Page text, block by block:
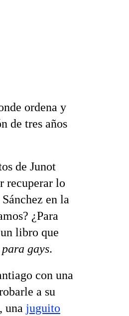
ordena y
de tres años
de Junot
recuperar lo
en la
¿Para
libro que
gays.
con una
a su
una juguito